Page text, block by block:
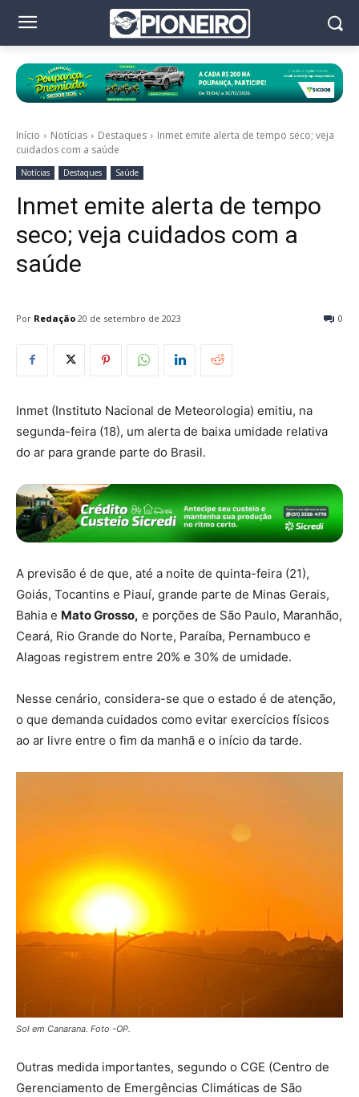
Início Notícias Destaques
Inmet emite alerta de tempo seco; veja
cuidados com a saúde
Notícias Destaques Saúde
Inmet emite alerta de tempo
seco; veja cuidados com a
saúde
Por Redação 0
20 de setembro de 2023
Inmet (Instituto Nacional de Meteorologia) emitiu, na
segunda-feira (18), um alerta de baixa umidade relativa
do ar para grande parte do Brasil.
A previsão é de que, até a noite de quinta-feira (21),
Goiás, Tocantins e Piauí, grande parte de Minas Gerais,
Bahia e Mato Grosso, e porções de São Paulo, Maranhão,
Ceará, Rio Grande do Norte, Paraíba, Pernambuco e
Alagoas registrem entre 20% e 30% de umidade.
Nesse cenário, considera-se que o estado é de atenção,
o que demanda cuidados como evitar exercícios físicos
ao ar livre entre o fim da manhã e o início da tarde.
Sol em Canarana. Foto -OP.
Outras medida importantes, segundo o CGE (Centro de
Gerenciamento de Emergências Climáticas de São